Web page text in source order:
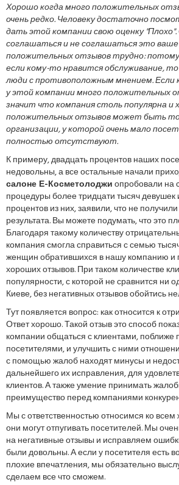
Хорошо когда много положительных
очень редко. Человеку достаточно
дать этой компании свою оценку
соглашаться и не соглашаться это
положительных отзывов трудно:
если кому-то нравится обслуживание,
люди с противоположным мнением.
у этой компании много положительных
значит что компания столь популярна и
положительных отзывов может быть
организации, у которой очень мало
полностью отсутствуют.
К примеру, двадцать процентов наших
недовольны, а все остальные начали
салоне Е-Косметолоджиопробовали на
процедуры более тридцати тысяч девушек
процентов из них, заявили, что не
результата. Вы можете подумать, что это
Благодаря такому количеству
компания смогла справиться с семью
женщин обратившихся в нашу компанию и
хороших отзывов. При таком количестве
популярности, с которой не сравнится ни
Киеве, без негативных отзывов обойтись
Тут появляется вопрос: как относится к
Ответ хорошо. Такой отзыв это способ
компании общаться с клиентами, поближе
посетителями, и улучшить с ними
с помощью жалоб находят минусы и
дальнейшего их исправления, для
клиентов. А также умение принимать
преимущество перед компаниями
Мы с ответственностью относимся ко
они могут отпугивать посетителей. Мы
на негативные отзывы и исправляем
были довольны. А если у посетителя есть
плохие впечатления, мы обязательно
сделаем все что сможем.